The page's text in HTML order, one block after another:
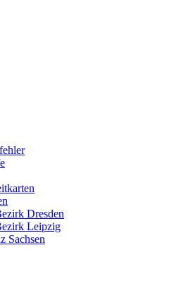
Dresden
Leipzig
Sachsen